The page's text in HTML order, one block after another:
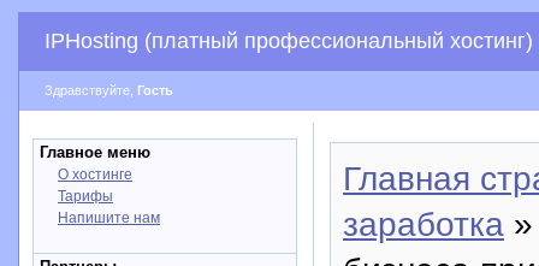
IPHosting (платный профессиональный хостинг)
Здравствуйте, Гость
Главное меню
О хостинге
Тарифы
Напишите нам
Главная
заработка